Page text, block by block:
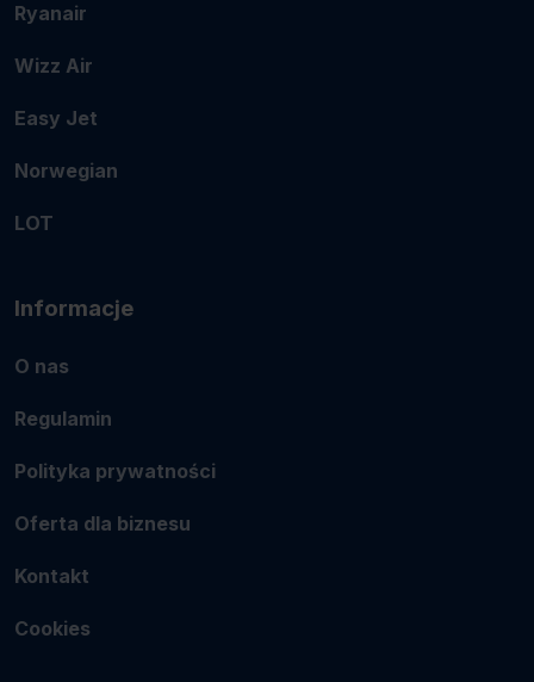
Ryanair
Wizz Air
Easy Jet
Norwegian
LOT
Informacje
O nas
Regulamin
Polityka prywatności
Oferta dla biznesu
Kontakt
Cookies